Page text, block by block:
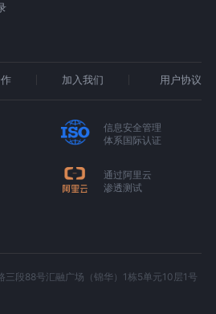
加入我们 用户协议
信息安全管理
体系国际认证
通过阿里云
渗透测试
三段88号汇融广场（锦华）1栋5单元10层1号